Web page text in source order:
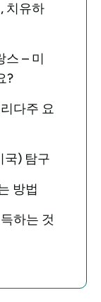
치유하
스 – 미
?
다주 요
국) 탐구
방법
하는 것